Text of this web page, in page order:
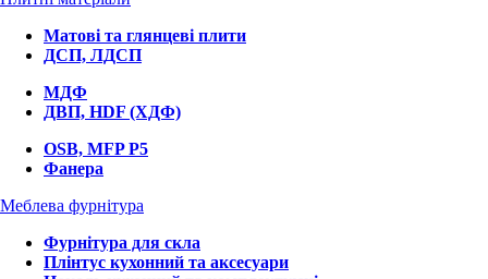
Матові та глянцеві плити
ДСП, ЛДСП
МДФ
ДВП, HDF (ХДФ)
OSB, MFP P5
Фанера
Меблева фурнітура
Фурнітура для скла
Плінтус кухонний та аксесуари